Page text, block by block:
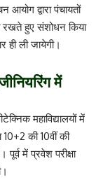
आयोग द्वारा पंचायतों
रखते हुए संशोधन किया
ही ली जायेगी।
में
महाविद्यालयों में
10+2 की 10वीं की
में प्रवेश परीक्षा